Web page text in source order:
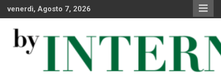
venerdì, Agosto 7, 2026